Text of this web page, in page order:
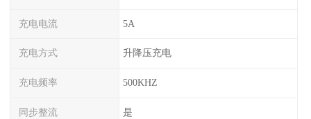
充电电流 5A
充电方式 升降压充电
充电频率 500KHZ
同步整流 是